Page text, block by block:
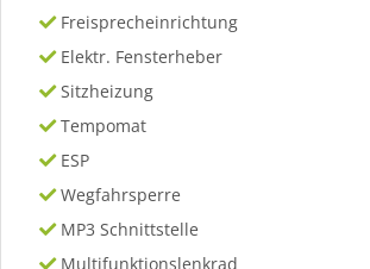
Freisprecheinrichtung
Elektr. Fensterheber
Sitzheizung
Tempomat
ESP
Wegfahrsperre
MP3 Schnittstelle
Multifunktionslenkrad